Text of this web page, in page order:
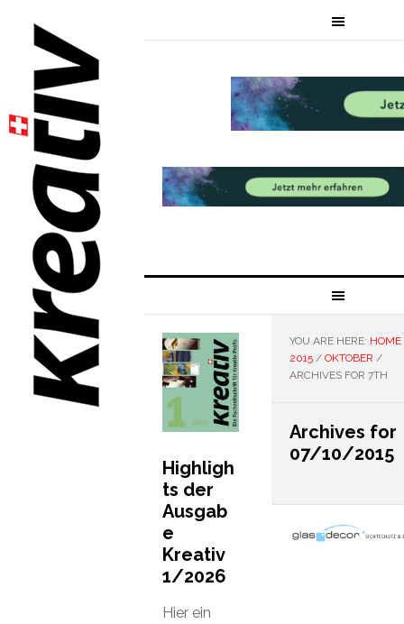
YOU ARE HERE: HOME
2015 / OKTOBER /
ARCHIVES FOR 7TH
Archives for
07/10/2015
Highligh
ts der
Ausgab
e
Kreativ
1/2026
Hier ein